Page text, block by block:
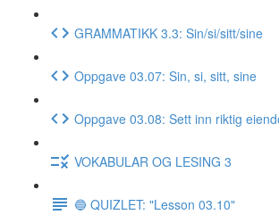
GRAMMATIKK 3.3: Sin/si/sitt/sine
Oppgave 03.07: Sin, si, sitt, sine
Oppgave 03.08: Sett inn riktig
VOKABULAR OG LESING 3
🔵 QUIZLET: "Lesson 03.10"